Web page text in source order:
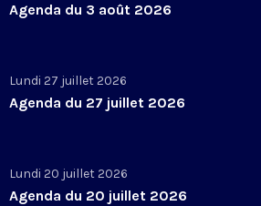
Agenda du 3 août 2026
Lundi 27 juillet 2026
Agenda du 27 juillet 2026
Lundi 20 juillet 2026
Agenda du 20 juillet 2026